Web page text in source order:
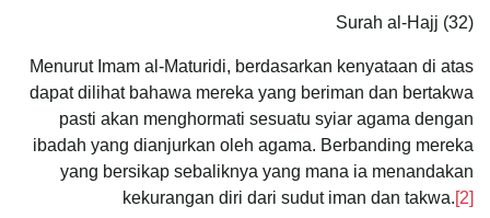
Surah al-Hajj (32)
Menurut Imam al-Maturidi, berdasarkan kenyataan di atas
dapat dilihat bahawa mereka yang beriman dan bertakwa
pasti akan menghormati sesuatu syiar agama dengan
ibadah yang dianjurkan oleh agama. Berbanding mereka
yang bersikap sebaliknya yang mana ia menandakan
kekurangan diri dari sudut iman dan takwa.[2]